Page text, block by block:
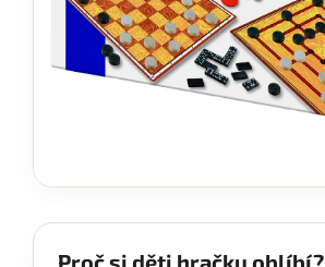
Proč si děti hračku oblíbí?